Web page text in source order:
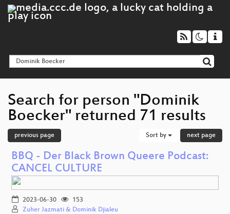
Search for person "Dominik
Boecker" returned 71 results
previous page Sort by next page
BBQ - Der Black Brown Queere Podcast:
CANCEL CULTURE
2023-06-30
153
Zuher Jazmati & Dominik Djialeu